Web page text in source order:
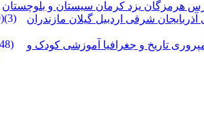
هرمزگان یزد کرمان سیستان و بلوچستان
آذربایجان شرقی اردبیل گیلان (0) مازندران
(3)
تاریخ و جغرافیا آموزشی (648)
کودک و